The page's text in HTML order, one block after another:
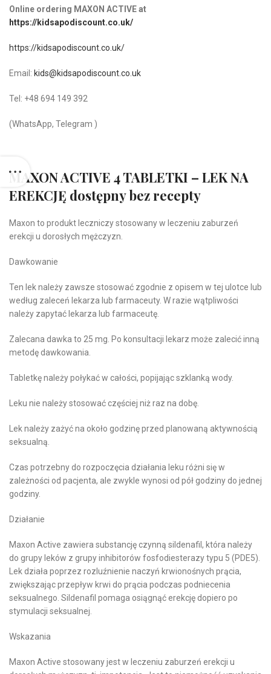
Online ordering MAXON ACTIVE at
https://kidsapodiscount.co.uk/
https://kidsapodiscount.co.uk/
Email: kids@kidsapodiscount.co.uk
Tel: +48 694 149 392
(WhatsApp, Telegram )
MAXON ACTIVE 4 TABLETKI – LEK NA
EREKCJĘ dostępny bez recepty
Maxon to produkt leczniczy stosowany w leczeniu zaburzeń
erekcji u dorosłych mężczyzn.
Dawkowanie
Ten lek należy zawsze stosować zgodnie z opisem w tej ulotce lub
według zaleceń lekarza lub farmaceuty. W razie wątpliwości
należy zapytać lekarza lub farmaceutę.
Zalecana dawka to 25 mg. Po konsultacji lekarz może zalecić inną
metodę dawkowania.
Tabletkę należy połykać w całości, popijając szklanką wody.
Leku nie należy stosować częściej niż raz na dobę.
Lek należy zażyć na około godzinę przed planowaną aktywnością
seksualną.
Czas potrzebny do rozpoczęcia działania leku różni się w
zależności od pacjenta, ale zwykle wynosi od pół godziny do jednej
godziny.
Działanie
Maxon Active zawiera substancję czynną sildenafil, która należy
do grupy leków z grupy inhibitorów fosfodiesterazy typu 5 (PDE5).
Lek działa poprzez rozluźnienie naczyń krwionośnych prącia,
zwiększając przepływ krwi do prącia podczas podniecenia
seksualnego. Sildenafil pomaga osiągnąć erekcję dopiero po
stymulacji seksualnej.
Wskazania
Maxon Active stosowany jest w leczeniu zaburzeń erekcji u